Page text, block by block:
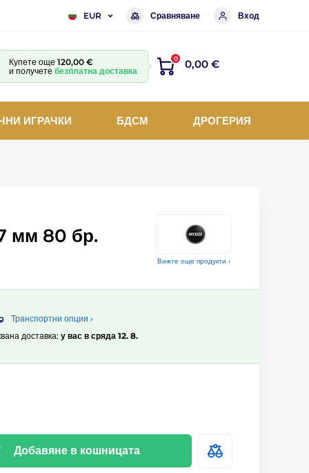
EUR Сравняване Вход
Купете още 120,00 €
и получете безплатна доставка
0 0,00 €
ИГРАЧКИ БДСМ ДРОГЕРИЯ
Вижте още продукти ›
мм 80 бр.
Транспортни опции ›
доставка: у вас в сряда 12. 8.
Добавяне в кошницата